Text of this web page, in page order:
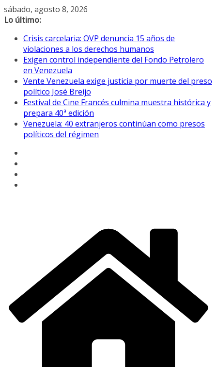
Saltar
al
sábado, agosto 8, 2026
Lo último:
Crisis carcelaria: OVP denuncia 15 años de
violaciones a los derechos humanos
Exigen control independiente del Fondo Petrolero
en Venezuela
Vente Venezuela exige justicia por muerte del preso
político José Breijo
Festival de Cine Francés culmina muestra histórica y
prepara 40ª edición
Venezuela: 40 extranjeros continúan como presos
políticos del régimen